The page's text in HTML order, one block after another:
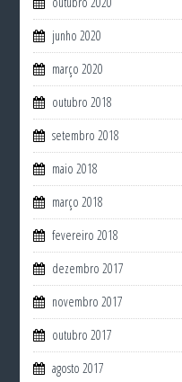
junho 2020
março 2020
outubro 2018
setembro 2018
maio 2018
março 2018
fevereiro 2018
dezembro 2017
novembro 2017
outubro 2017
agosto 2017